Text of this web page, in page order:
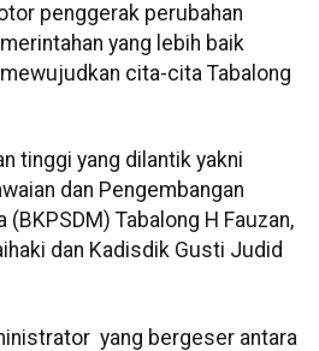
penggerak perubahan
yang lebih baik
cita-cita Tabalong
tinggi yang dilantik yakni
dan Pengembangan
(BKPSDM) Tabalong H Fauzan,
dan Kadisdik Gusti Judid
yang bergeser antara